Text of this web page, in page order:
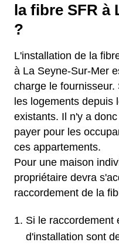
la fibre SFR à
?
L'installation de la
à La Seyne-Sur-Mer
charge le
les logements depuis
existants. Il n'y a
payer pour les
ces appartements.
Pour une maison
propriétaire devra
raccordement de la
Si le raccordement
d'installation sont